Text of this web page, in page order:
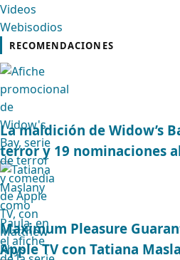
Videos
Webisodios
RECOMENDACIONES
La maldición de Widow’s
terror y 19 nominaciones
Maximum Pleasure
Apple TV con Tatiana